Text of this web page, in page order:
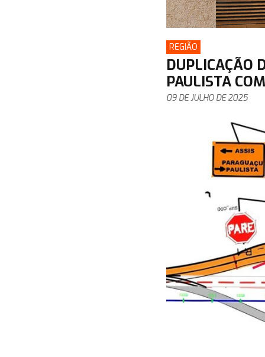
REGIÃO
DUPLICAÇÃO
PAULISTA
09 DE JULHO DE 2025